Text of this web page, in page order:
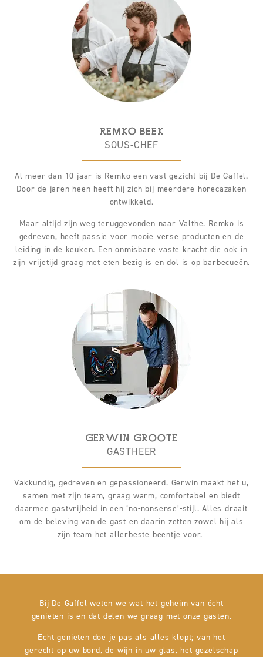
REMKO BEEK
SOUS-CHEF
Al meer dan 10 jaar is Remko een vast gezicht bij De Gaffel.
Door de jaren heen heeft hij zich bij meerdere horecazaken
ontwikkeld.
Maar altijd zijn weg teruggevonden naar Valthe. Remko is
gedreven, heeft passie voor mooie verse producten en de
leiding in de keuken. Een onmisbare vaste kracht die ook in
zijn vrijetijd graag met eten bezig is en dol is op barbecueën.
GERWIN GROOTE
GASTHEER
Vakkundig, gedreven en gepassioneerd. Gerwin maakt het u,
samen met zijn team, graag warm, comfortabel en biedt
daarmee gastvrijheid in een ‘no-nonsense’-stijl. Alles draait
om de beleving van de gast en daarin zetten zowel hij als
zijn team het allerbeste beentje voor.
Bij De Gaffel weten we wat het geheim van écht
genieten is en dat delen we graag met onze gasten.
Echt genieten doe je pas als alles klopt; van het
gerecht op uw bord, de wijn in uw glas, het gezelschap